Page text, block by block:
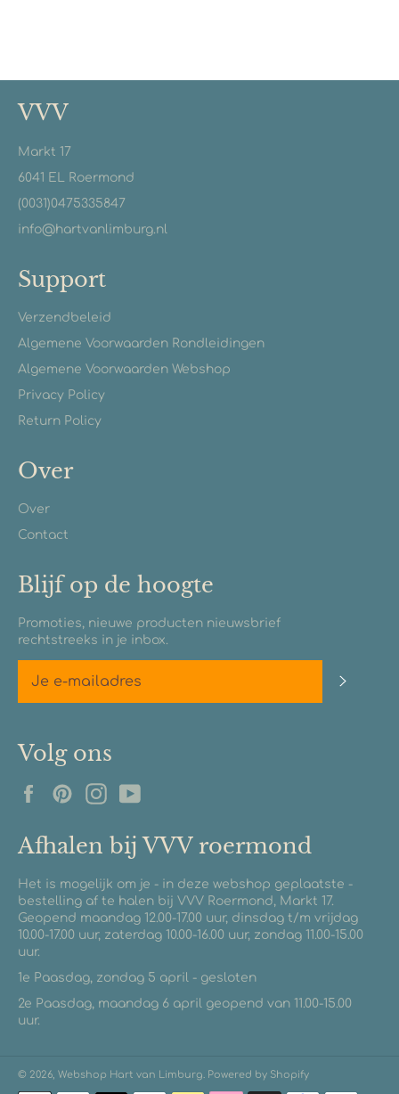
VVV
Markt 17
6041 EL Roermond
(0031)0475335847
info@hartvanlimburg.nl
Support
Verzendbeleid
Algemene Voorwaarden Rondleidingen
Algemene Voorwaarden Webshop
Privacy Policy
Return Policy
Over
Over
Contact
Blijf op de hoogte
Promoties, nieuwe producten nieuwsbrief
rechtstreeks in je inbox.
Volg ons
FacebookPinterestInstagram
Afhalen bij VVV roermond
Het is mogelijk om je - in deze webshop geplaatste -
bestelling af te halen bij VVV Roermond, Markt 17.
Geopend maandag 12.00-17.00 uur, dinsdag t/m vrijdag
10.00-17.00 uur, zaterdag 10.00-16.00 uur, zondag 11.00-15.00
uur.
1e Paasdag, zondag 5 april - gesloten
2e Paasdag, maandag 6 april geopend van 11.00-15.00
uur.
© 2026, Webshop Hart van Limburg. Powered by Shopify
Betaalmethoden